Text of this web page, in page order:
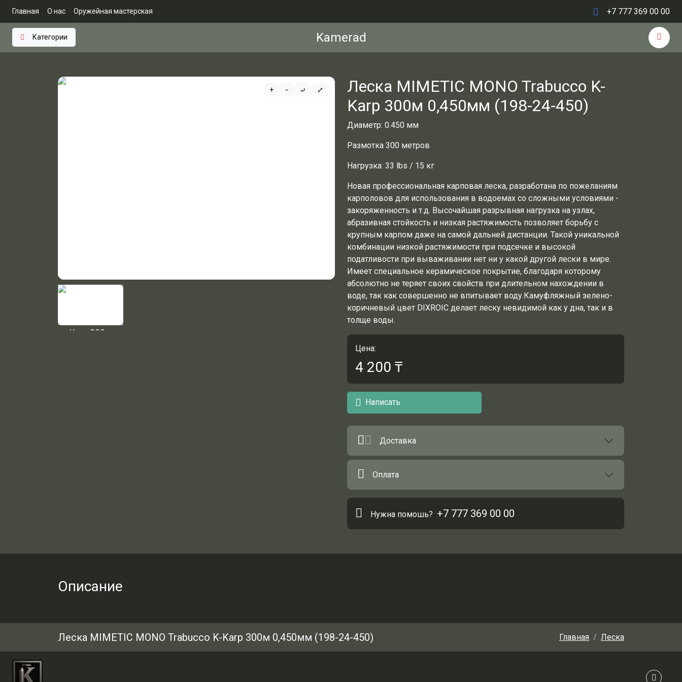
Главная О нас Оружейная мастерская +7 777 369 00 00
Категории Kamerad
+ − ⤾ ⤢
Леска MIMETIC MONO Trabucco K-
Karp 300м 0,450мм (198-24-450)
Диаметр: 0.450 мм
Размотка 300 метров
Нагрузка: 33 lbs / 15 кг
Новая профессиональная карповая леска, разработана по пожеланиям
карполовов для использования в водоемах со сложными условиями -
закоряженность и т.д. Высочайшая разрывная нагрузка на узлах,
абразивная стойкость и низкая растяжимость позволяет борьбу с
крупным карпом даже на самой дальней дистанции. Такой уникальной
комбинации низкой растяжимости при подсечке и высокой
податливости при вываживании нет ни у какой другой лески в мире.
Имеет специальное керамическое покрытие, благодаря которому
абсолютно не теряет своих свойств при длительном нахождении в
воде, так как совершенно не впитывает воду.Камуфляжный зелено-
коричневый цвет DIXROIC делает леску невидимой как у дна, так и в
толще воды.
Цена:
4 200 ₸
Написать
Доставка
Оплата
Нужна помошь? +7 777 369 00 00
Описание
Леска MIMETIC MONO Trabucco K-Karp 300м 0,450мм (198-24-450) Главная Леска